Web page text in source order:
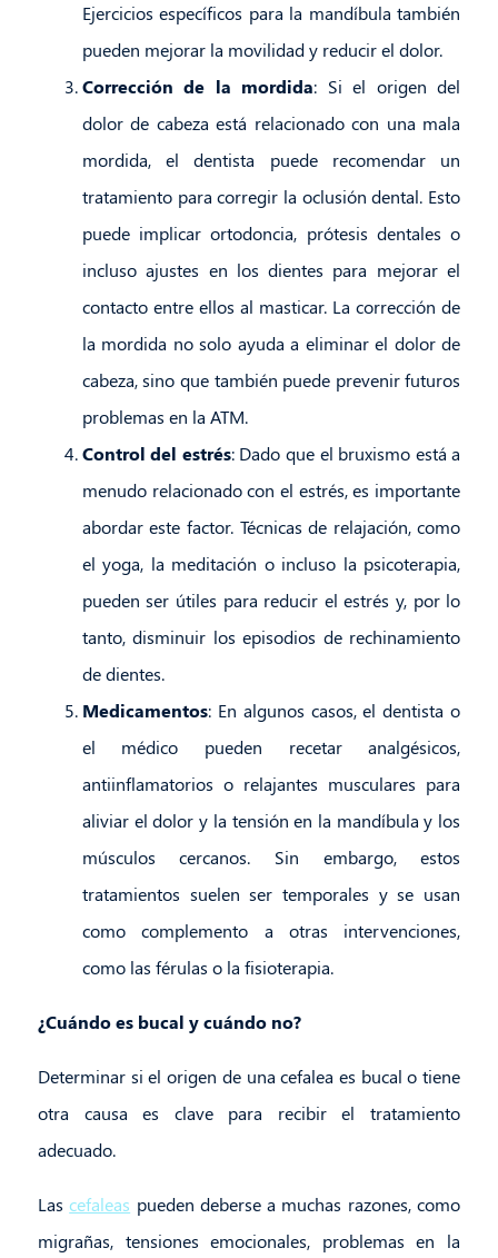
Ejercicios específicos para la mandíbula también
pueden mejorar la movilidad y reducir el dolor.
Corrección de la mordida: Si el origen del
dolor de cabeza está relacionado con una mala
mordida, el dentista puede recomendar un
tratamiento para corregir la oclusión dental. Esto
puede implicar ortodoncia, prótesis dentales o
incluso ajustes en los dientes para mejorar el
contacto entre ellos al masticar. La corrección de
la mordida no solo ayuda a eliminar el dolor de
cabeza, sino que también puede prevenir futuros
problemas en la ATM.
Control del estrés: Dado que el bruxismo está a
menudo relacionado con el estrés, es importante
abordar este factor. Técnicas de relajación, como
el yoga, la meditación o incluso la psicoterapia,
pueden ser útiles para reducir el estrés y, por lo
tanto, disminuir los episodios de rechinamiento
de dientes.
Medicamentos: En algunos casos, el dentista o
el médico pueden recetar analgésicos,
antiinflamatorios o relajantes musculares para
aliviar el dolor y la tensión en la mandíbula y los
músculos cercanos. Sin embargo, estos
tratamientos suelen ser temporales y se usan
como complemento a otras intervenciones,
como las férulas o la fisioterapia.
¿Cuándo es bucal y cuándo no?
Determinar si el origen de una cefalea es bucal o tiene
otra causa es clave para recibir el tratamiento
adecuado.
Lascefaleas pueden deberse a muchas razones, como
migrañas, tensiones emocionales, problemas en la